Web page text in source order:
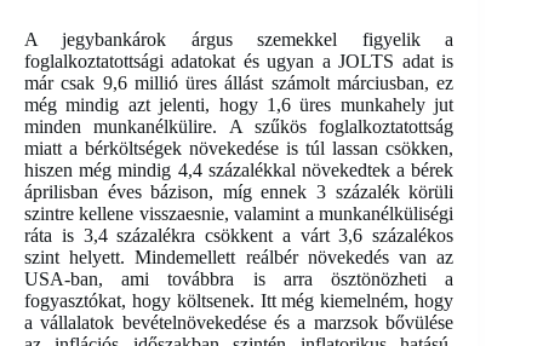
A jegybankárok árgus szemekkel figyelik a
foglalkoztatottsági adatokat és ugyan a JOLTS adat is
már csak 9,6 millió üres állást számolt márciusban, ez
még mindig azt jelenti, hogy 1,6 üres munkahely jut
minden munkanélkülire. A szűkös foglalkoztatottság
miatt a bérköltségek növekedése is túl lassan csökken,
hiszen még mindig 4,4 százalékkal növekedtek a bérek
áprilisban éves bázison, míg ennek 3 százalék körüli
szintre kellene visszaesnie, valamint a munkanélküliségi
ráta is 3,4 százalékra csökkent a várt 3,6 százalékos
szint helyett. Mindemellett reálbér növekedés van az
USA-ban, ami továbbra is arra ösztönözheti a
fogyasztókat, hogy költsenek. Itt még kiemelném, hogy
a vállalatok bevételnövekedése és a marzsok bővülése